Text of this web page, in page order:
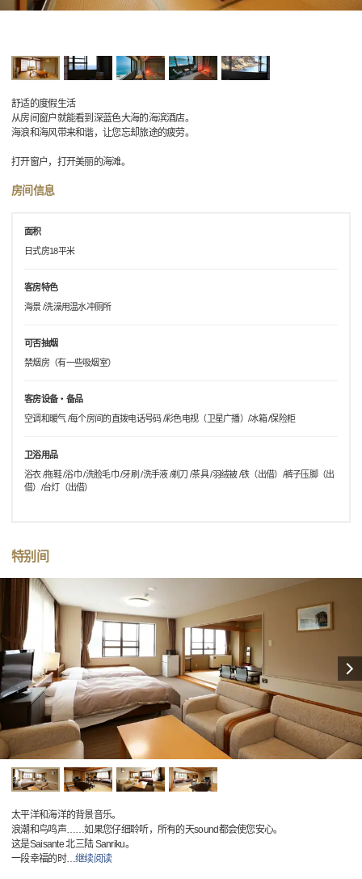
舒适的度假生活
从房间窗户就能看到深蓝色大海的海滨酒店。
海浪和海风带来和谐，让您忘却旅途的疲劳。
打开窗户，打开美丽的海滩。
房间信息
面积
日式房18平米
客房特色
海景 /洗澡用温水冲厕所
可否抽烟
禁烟房（有一些吸烟室）
客房设备・备品
空调和暖气 /每个房间的直拨电话号码 /彩色电视（卫星广播）/冰箱 /保险柜
卫浴用品
浴衣 /拖鞋 /浴巾 /洗脸毛巾 /牙刷 /洗手液 /剃刀 /茶具 /羽绒被 /铁（出借）/裤子压脚（出
借）/台灯（出借）
特别间
太平洋和海洋的背景音乐。
浪潮和鸟鸣声……如果您仔细聆听，所有的天sound都会使您安心。
这是Saisante 北三陆 Sanriku。
一段幸福的时…继续阅读